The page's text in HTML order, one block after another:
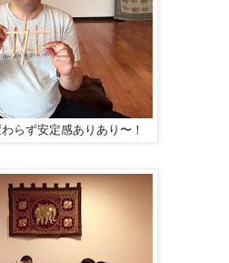
らず安定感ありあり〜！